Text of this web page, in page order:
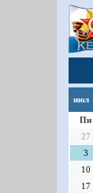
июл
Пн
27
3
10
17